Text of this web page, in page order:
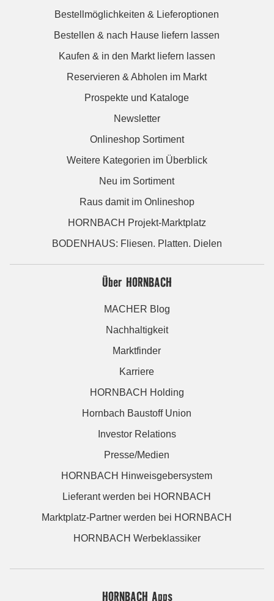
Bestellmöglichkeiten & Lieferoptionen
Bestellen & nach Hause liefern lassen
Kaufen & in den Markt liefern lassen
Reservieren & Abholen im Markt
Prospekte und Kataloge
Newsletter
Onlineshop Sortiment
Weitere Kategorien im Überblick
Neu im Sortiment
Raus damit im Onlineshop
HORNBACH Projekt-Marktplatz
BODENHAUS: Fliesen. Platten. Dielen
Über HORNBACH
MACHER Blog
Nachhaltigkeit
Marktfinder
Karriere
HORNBACH Holding
Hornbach Baustoff Union
Investor Relations
Presse/Medien
HORNBACH Hinweisgebersystem
Lieferant werden bei HORNBACH
Marktplatz-Partner werden bei HORNBACH
HORNBACH Werbeklassiker
HORNBACH Apps